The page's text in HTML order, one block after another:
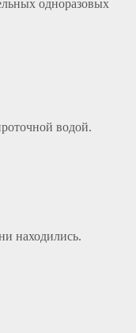
одноразовых
водой.
находились.